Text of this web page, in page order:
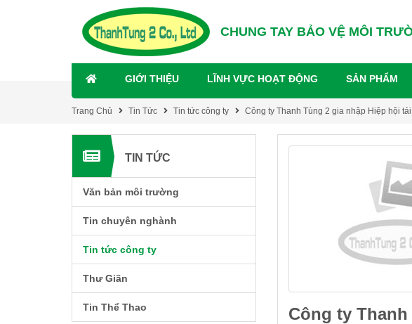
CHUNG TAY BẢO VỆ MÔI
GIỚI THIỆU LĨNH VỰC HOẠT ĐỘNG SẢN PHẨM
Trang Chủ Tin Tức Tin tức công ty Công ty Thanh Tùng 2 gia nhập Hiệp hội
Công ty
TIN TỨC
Văn bản môi trường
Tin chuyên nghành
Tin tức công ty
Thư Giãn
Tin Thể Thao